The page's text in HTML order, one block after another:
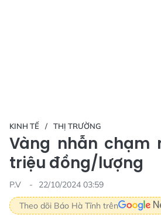
KINH TẾ THỊ TRƯỜNG
Vàng nhẫn chạm
triệu đồng/lượng
P.V
22/10/2024 03:59
Theo dõi Báo Hà Tĩnh trên